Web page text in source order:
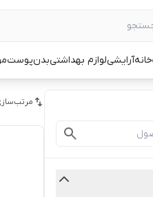
خانهآرایشیلوازم بهداشتیبدنپوست